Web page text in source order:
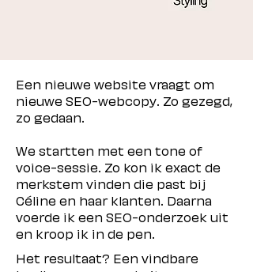
Een nieuwe website vraagt om
nieuwe SEO-webcopy. Zo gezegd,
zo gedaan.
We startten met een tone of
voice-sessie. Zo kon ik exact de
merkstem vinden die past bij
Céline en haar klanten. Daarna
voerde ik een SEO-onderzoek uit
en kroop ik in de pen.
Het resultaat? Een vindbare